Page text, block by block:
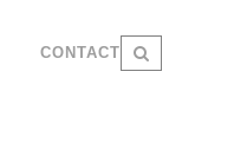
CONTACT